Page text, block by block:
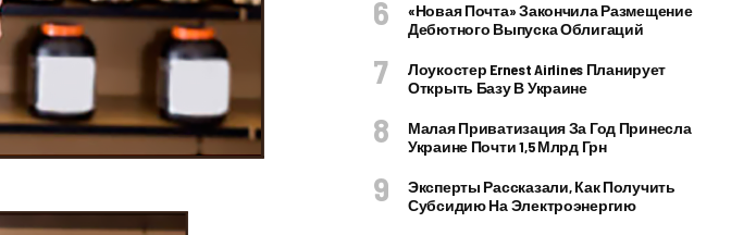
«Новая Почта» Закончила Размещение
Дебютного Выпуска Облигаций
Лоукостер Ernest Airlines Планирует
Открыть Базу В Украине
Малая Приватизация За Год Принесла
Украине Почти 1,5 Млрд Грн
Эксперты Рассказали, Как Получить
Субсидию На Электроэнергию